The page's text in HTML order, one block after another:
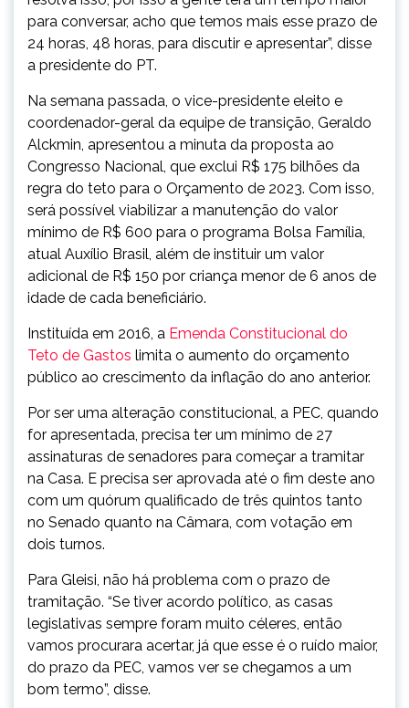
para conversar, acho que temos mais esse prazo de
24 horas, 48 horas, para discutir e apresentar”, disse
a presidente do PT.
Na semana passada, o vice-presidente eleito e
coordenador-geral da equipe de transição, Geraldo
Alckmin, apresentou a minuta da proposta ao
Congresso Nacional, que exclui R$ 175 bilhões da
regra do teto para o Orçamento de 2023. Com isso,
será possível viabilizar a manutenção do valor
mínimo de R$ 600 para o programa Bolsa Família,
atual Auxílio Brasil, além de instituir um valor
adicional de R$ 150 por criança menor de 6 anos de
idade de cada beneficiário.
Instituída em 2016, a Emenda Constitucional do
Teto de Gastos limita o aumento do orçamento
público ao crescimento da inflação do ano anterior.
Por ser uma alteração constitucional, a PEC, quando
for apresentada, precisa ter um mínimo de 27
assinaturas de senadores para começar a tramitar
na Casa. E precisa ser aprovada até o fim deste ano
com um quórum qualificado de três quintos tanto
no Senado quanto na Câmara, com votação em
dois turnos.
Para Gleisi, não há problema com o prazo de
tramitação. “Se tiver acordo político, as casas
legislativas sempre foram muito céleres, então
vamos procurara acertar, já que esse é o ruído maior,
do prazo da PEC, vamos ver se chegamos a um
bom termo”, disse.